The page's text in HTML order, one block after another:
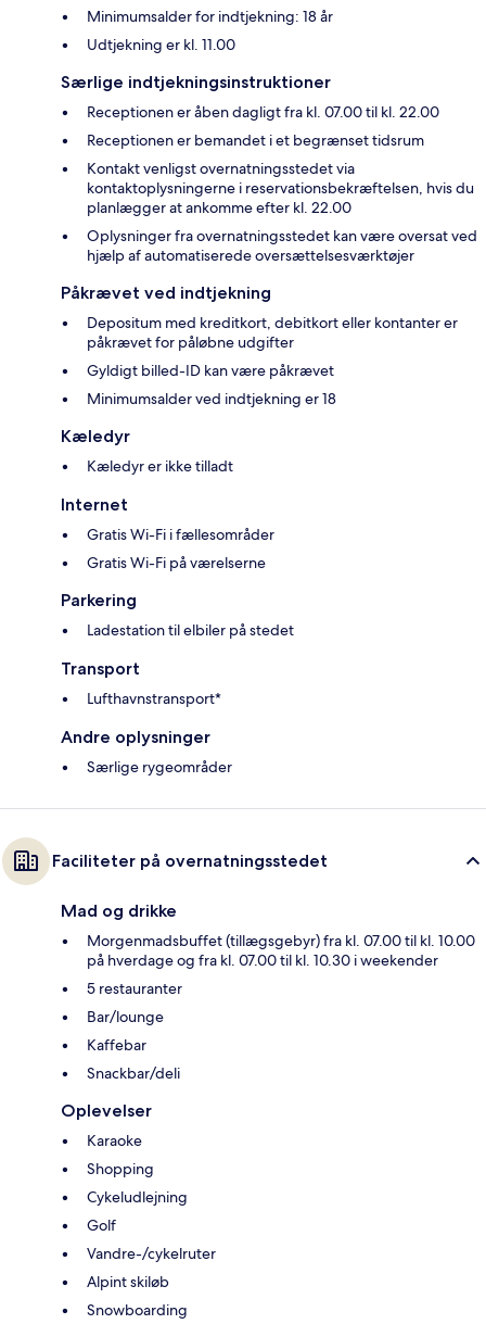
Minimumsalder for indtjekning: 18 år
Udtjekning er kl. 11.00
Særlige indtjekningsinstruktioner
Receptionen er åben dagligt fra kl. 07.00 til kl. 22.00
Receptionen er bemandet i et begrænset tidsrum
Kontakt venligst overnatningsstedet via
kontaktoplysningerne i reservationsbekræftelsen, hvis du
planlægger at ankomme efter kl. 22.00
Oplysninger fra overnatningsstedet kan være oversat ved
hjælp af automatiserede oversættelsesværktøjer
Påkrævet ved indtjekning
Depositum med kreditkort, debitkort eller kontanter er
påkrævet for påløbne udgifter
Gyldigt billed-ID kan være påkrævet
Minimumsalder ved indtjekning er 18
Kæledyr
Kæledyr er ikke tilladt
Internet
Gratis Wi-Fi i fællesområder
Gratis Wi-Fi på værelserne
Parkering
Ladestation til elbiler på stedet
Transport
Lufthavnstransport*
Andre oplysninger
Særlige rygeområder
Faciliteter på overnatningsstedet
Mad og drikke
Morgenmadsbuffet (tillægsgebyr) fra kl. 07.00 til kl. 10.00
på hverdage og fra kl. 07.00 til kl. 10.30 i weekender
5 restauranter
Bar/lounge
Kaffebar
Snackbar/deli
Oplevelser
Karaoke
Shopping
Cykeludlejning
Golf
Vandre-/cykelruter
Alpint skiløb
Snowboarding